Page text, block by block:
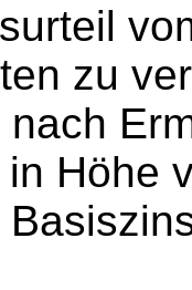
zu
Höhe